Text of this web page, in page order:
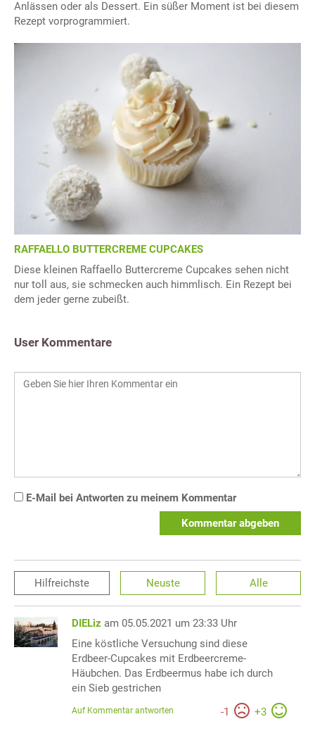
Anlässen oder als Dessert. Ein süßer Moment ist bei diesem
Rezept vorprogrammiert.
RAFFAELLO BUTTERCREME CUPCAKES
Diese kleinen Raffaello Buttercreme Cupcakes sehen nicht
nur toll aus, sie schmecken auch himmlisch. Ein Rezept bei
dem jeder gerne zubeißt.
User Kommentare
E-Mail bei Antworten zu meinem Kommentar
Kommentar abgeben
Hilfreichste Neuste Alle
DIELiz am 05.05.2021 um 23:33 Uhr
Eine köstliche Versuchung sind diese
Erdbeer-Cupcakes mit Erdbeercreme-
Häubchen. Das Erdbeermus habe ich durch
ein Sieb gestrichen
-1 +3
Auf Kommentar antworten